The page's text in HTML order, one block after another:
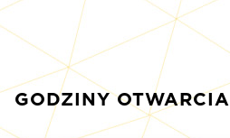
GODZINY OTWARCIA